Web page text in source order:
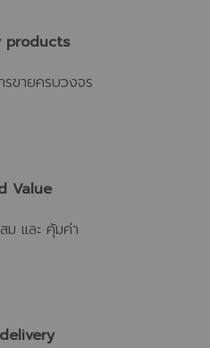
products
รขายครบวงจร
Value
สม และ คุ้มค่า